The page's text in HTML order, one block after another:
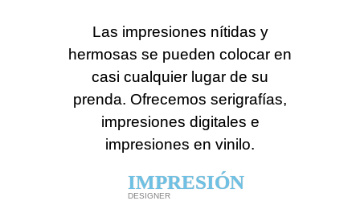
Las impresiones nítidas y
hermosas se pueden colocar en
casi cualquier lugar de su
prenda. Ofrecemos serigrafías,
impresiones digitales e
impresiones en vinilo.
IMPRESIÓN
DESIGNER